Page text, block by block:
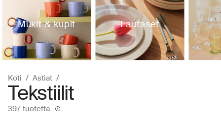
Mukit & kupit Lautaset
Koti Astiat
Tekstiilit
397 tuotetta